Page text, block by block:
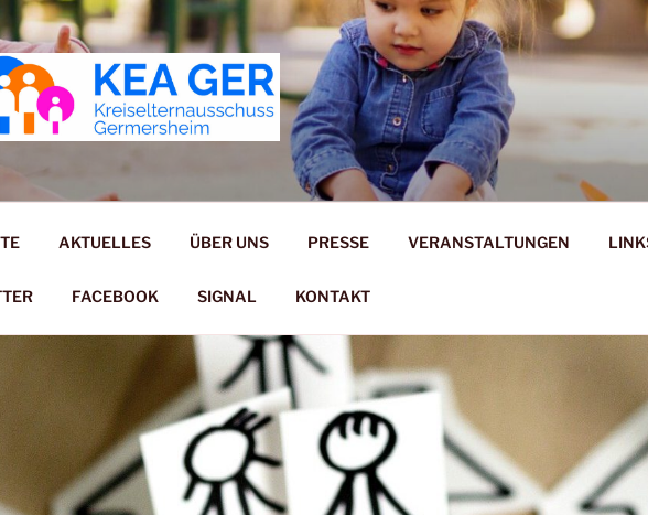
AKTUELLES ÜBER UNS PRESSE VERANSTALTUNGEN
FACEBOOK SIGNAL KONTAKT